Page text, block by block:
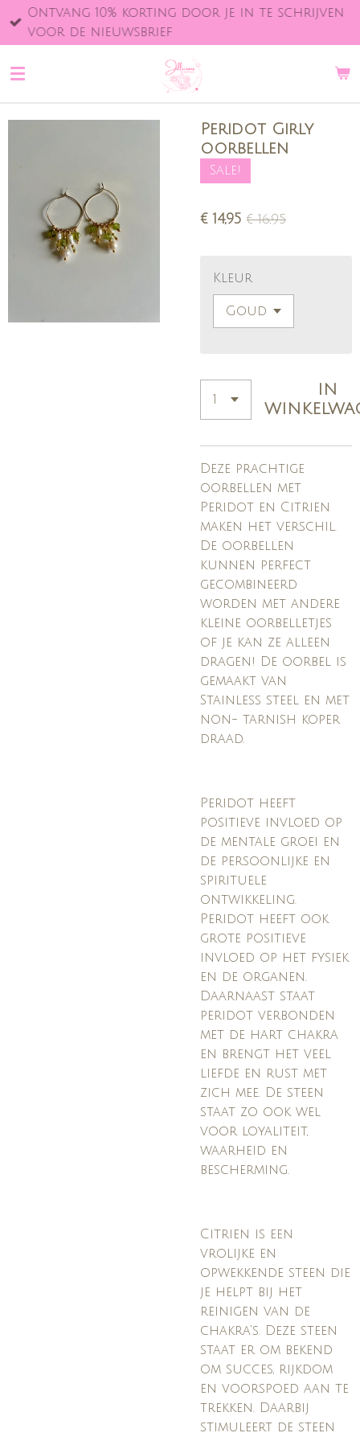
Ga
direct
de
Ontvang 10% korting door je in te schrijven
voor de nieuwsbrief
Peridot Girly
oorbellen
Sale!
€ 14,95 € 16,95
Kleur
IN
Deze prachtige
oorbellen met
Peridot en Citrien
maken het verschil.
De oorbellen
kunnen perfect
gecombineerd
worden met andere
kleine oorbelletjes
of je kan ze alleen
dragen! De oorbel is
gemaakt van
Stainless steel en met
non- tarnish koper
draad.
Peridot heeft
positieve invloed op
de mentale groei en
de persoonlijke en
spirituele
ontwikkeling.
Peridot heeft ook
grote positieve
invloed op het fysiek
en de organen.
Daarnaast staat
peridot verbonden
met de hart chakra
en brengt het veel
liefde en rust met
zich mee. De steen
staat zo ook wel
voor loyaliteit,
waarheid en
bescherming.
Citrien is een
vrolijke en
opwekkende steen die
je helpt bij het
reinigen van de
chakra's. Deze steen
staat er om bekend
om succes, rijkdom
en voorspoed aan te
trekken. Daarbij
stimuleert de steen